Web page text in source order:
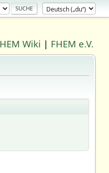
Wiki | FHEM e.V.